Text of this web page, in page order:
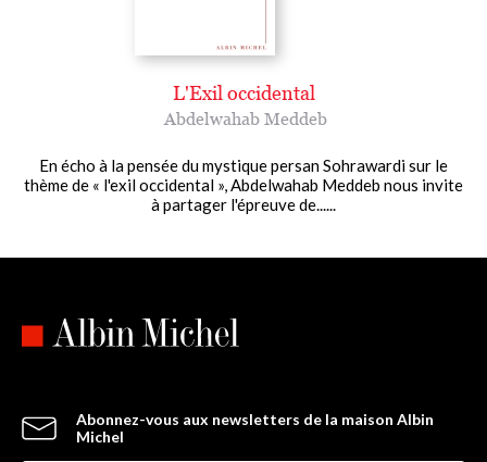
L'Exil occidental
Abdelwahab Meddeb
En écho à la pensée du mystique persan Sohrawardi sur le
thème de « l'exil occidental », Abdelwahab Meddeb nous invite
à partager l'épreuve de......
Abonnez-vous aux newsletters de la maison Albin
Michel